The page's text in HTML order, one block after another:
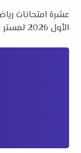
عشرة امتحانات
الأول 2026 لمستر عيون عبدالله